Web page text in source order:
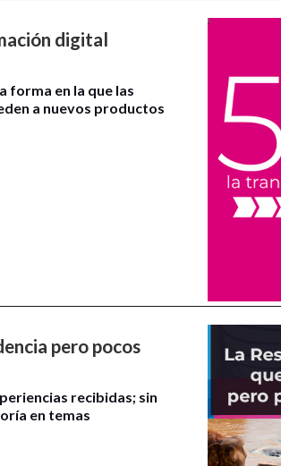
digital
forma en la que las
a nuevos productos
pero pocos
recibidas; sin
en temas